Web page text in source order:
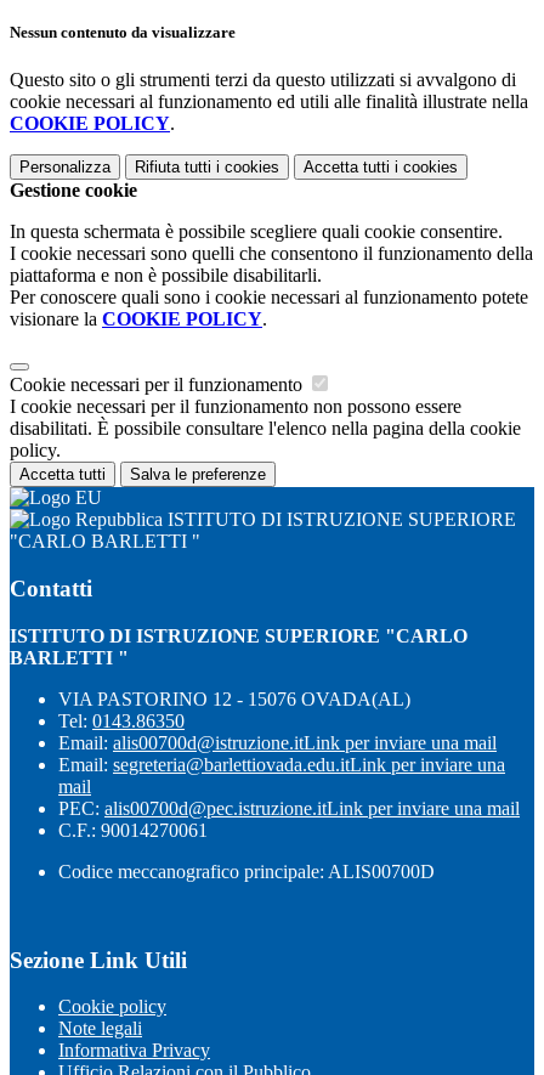
Nessun contenuto da visualizzare
Questo sito o gli strumenti terzi da questo utilizzati si avvalgono di
cookie necessari al funzionamento ed utili alle finalità illustrate nella
COOKIE POLICY.
Personalizza Rifiuta tutti i cookies Accetta tutti i cookies
Gestione cookie
In questa schermata è possibile scegliere quali cookie consentire.
I cookie necessari sono quelli che consentono il funzionamento della
piattaforma e non è possibile disabilitarli.
Per conoscere quali sono i cookie necessari al funzionamento potete
visionare la COOKIE POLICY.
Cookie necessari per il funzionamento
I cookie necessari per il funzionamento non possono essere
disabilitati. È possibile consultare l'elenco nella pagina della cookie
policy.
Accetta tutti Salva le preferenze
ISTITUTO DI ISTRUZIONE SUPERIORE
"CARLO BARLETTI "
Contatti
ISTITUTO DI ISTRUZIONE SUPERIORE "CARLO
BARLETTI "
VIA PASTORINO 12 - 15076 OVADA(AL)
Tel: 0143.86350
Email: alis00700d@istruzione.itLink per inviare una mail
Email: segreteria@barlettiovada.edu.itLink per inviare una
mail
PEC: alis00700d@pec.istruzione.itLink per inviare una mail
C.F.: 90014270061
Codice meccanografico principale: ALIS00700D
Sezione Link Utili
Cookie policy
Note legali
Informativa Privacy